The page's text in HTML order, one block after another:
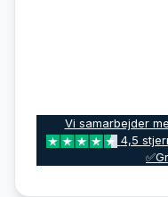
Vi samarbejder
4,5